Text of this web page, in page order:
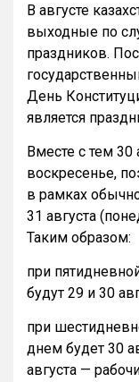
В августе
выходные по
праздников.
День
является
Вместе с тем 30
воскресенье,
в рамках
31 августа
Таким образом:
при
будут 29 и 30
при
днем будет 30
августа —